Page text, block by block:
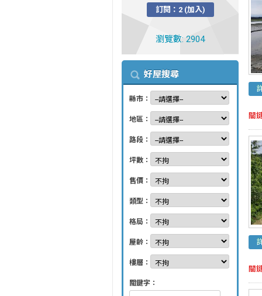
訂閱：2 (加入)
瀏覽數: 2904
好屋搜尋
縣市：
地區：
路段：
坪數：
售價：
類型：
格局：
屋齡：
樓層：
關鍵字：
關
關